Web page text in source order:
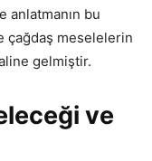
anlatmanın bu
çağdaş meselelerin
gelmiştir.
ve